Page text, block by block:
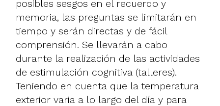
posibles sesgos en el recuerdo y
memoria, las preguntas se limitarán en
tiempo y serán directas y de fácil
comprensión. Se llevarán a cabo
durante la realización de las actividades
de estimulación cognitiva (talleres).
Teniendo en cuenta que la temperatura
exterior varia a lo largo del día y para